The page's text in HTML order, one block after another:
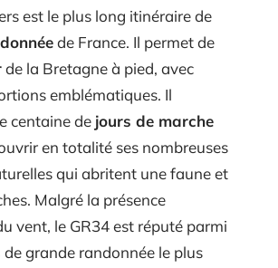
est le plus long itinéraire de
de France. Il permet de
de la Bretagne à pied, avec
emblématiques. Il
centaine de jours de marche
en totalité ses nombreuses
qui abritent une faune et
Malgré la présence
vent, le GR34 est réputé parmi
de grande randonnée le plus